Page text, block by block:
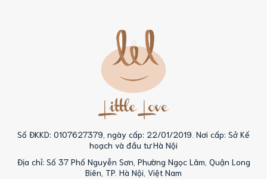
Số ĐKKD: 0107627379, ngày cấp: 22/01/2019. Nơi cấp: Sở Kế
hoạch và đầu tư Hà Nội
Địa chỉ: Số 37 Phố Nguyễn Sơn, Phường Ngọc Lâm, Quận Long
Biên, TP. Hà Nội, Việt Nam